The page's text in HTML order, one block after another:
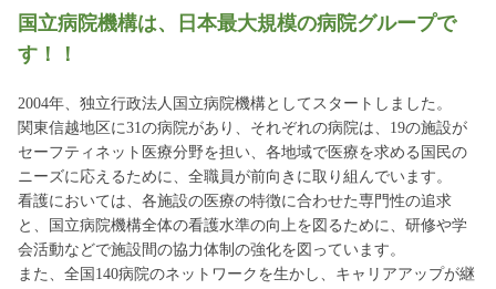
国立病院機構は、日本最大規模の病院グループで
す！！
2004年、独立行政法人国立病院機構としてスタートしました。
関東信越地区に31の病院があり、それぞれの病院は、19の施設が
セーフティネット医療分野を担い、各地域で医療を求める国民の
ニーズに応えるために、全職員が前向きに取り組んでいます。
看護においては、各施設の医療の特徴に合わせた専門性の追求
と、国立病院機構全体の看護水準の向上を図るために、研修や学
会活動などで施設間の協力体制の強化を図っています。
また、全国140病院のネットワークを生かし、キャリアアップが継